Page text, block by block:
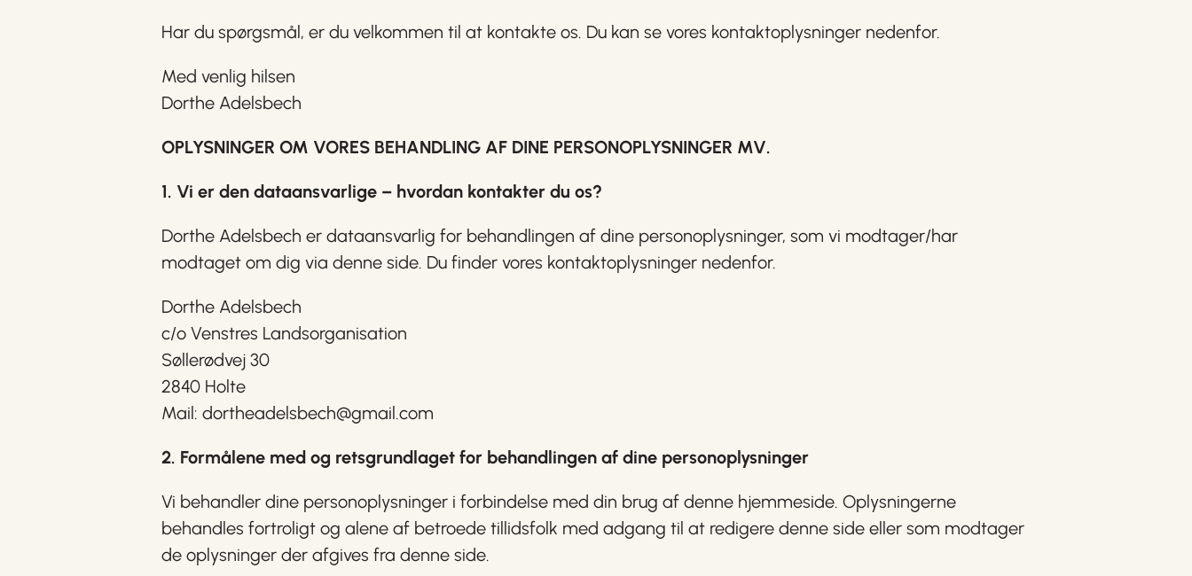
Har du spørgsmål, er du velkommen til at kontakte os. Du kan se vores kontaktoplysninger nedenfor.
Med venlig hilsen
Dorthe Adelsbech
OPLYSNINGER OM VORES BEHANDLING AF DINE PERSONOPLYSNINGER MV.
1. Vi er den dataansvarlige – hvordan kontakter du os?
Dorthe Adelsbech er dataansvarlig for behandlingen af dine personoplysninger, som vi modtager/har
modtaget om dig via denne side. Du finder vores kontaktoplysninger nedenfor.
Dorthe Adelsbech
c/o Venstres Landsorganisation
Søllerødvej 30
2840 Holte
Mail: dortheadelsbech@gmail.com
2. Formålene med og retsgrundlaget for behandlingen af dine personoplysninger
Vi behandler dine personoplysninger i forbindelse med din brug af denne hjemmeside. Oplysningerne
behandles fortroligt og alene af betroede tillidsfolk med adgang til at redigere denne side eller som modtager
de oplysninger der afgives fra denne side.